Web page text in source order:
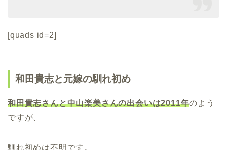
[quads id=2]
和田貴志と元嫁の馴れ初め
和田貴志さんと中山楽美さんの出会いは2011年のよう
ですが、
馴れ初めは不明です。